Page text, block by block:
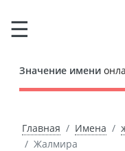
Значение имени
Главная Имена
Жалмира